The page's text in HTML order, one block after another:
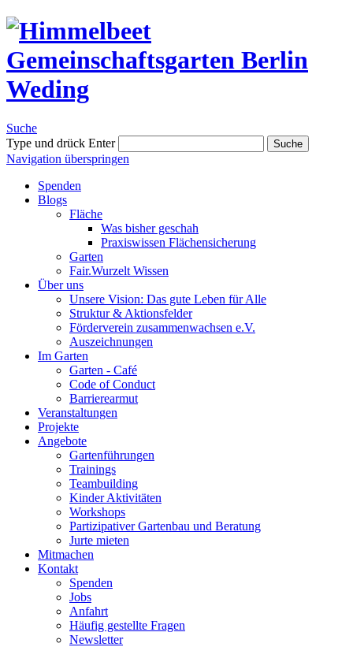
Suche
Type und drück Enter
Suche
Navigation überspringen
Spenden
Blogs
Fläche
Was bisher geschah
Praxiswissen Flächensicherung
Garten
Fair.Wurzelt Wissen
Über uns
Unsere Vision: Das gute Leben für Alle
Struktur & Aktionsfelder
Förderverein zusammenwachsen e.V.
Auszeichnungen
Im Garten
Garten - Café
Code of Conduct
Barrierearmut
Veranstaltungen
Projekte
Angebote
Gartenführungen
Trainings
Teambuilding
Kinder Aktivitäten
Workshops
Partizipativer Gartenbau und Beratung
Jurte mieten
Mitmachen
Kontakt
Spenden
Jobs
Anfahrt
Häufig gestellte Fragen
Newsletter